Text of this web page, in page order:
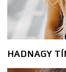
HADNAGY